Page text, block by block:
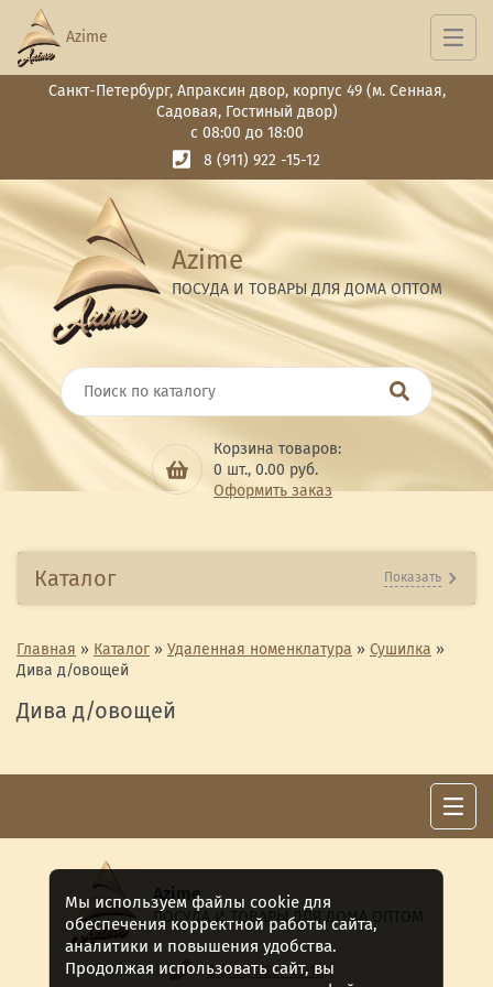
Санкт-Петербург, Апраксин двор, корпус 49 (м. Сенная,
Садовая, Гостиный двор)
с 08:00 до 18:00
8 (911) 922 -15-12
Azime
ПОСУДА И ТОВАРЫ ДЛЯ ДОМА ОПТОМ
Корзина товаров:
0 шт., 0.00 руб.
Оформить заказ
Azime
Каталог Показать
Главная » Каталог » Удаленная номенклатура » Сушилка »
Дива д/овощей
Дива д/овощей
Azime
ПОСУДА И ТОВАРЫ ДЛЯ ДОМА ОПТОМ
8 (911) 922 -15-12
Мы используем файлы cookie для
обеспечения корректной работы сайта,
аналитики и повышения удобства.
Продолжая использовать сайт, вы